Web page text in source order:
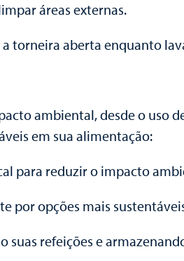
áreas externas.
torneira aberta enquanto
ambiental, desde o uso
em sua alimentação:
para reduzir o impacto
por opções mais
suas refeições e